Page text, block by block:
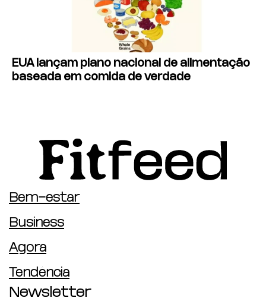
EUA lançam plano nacional de alimentação
baseada em comida de verdade
Bem-estar
Business
Agora
Tendência
Newsletter